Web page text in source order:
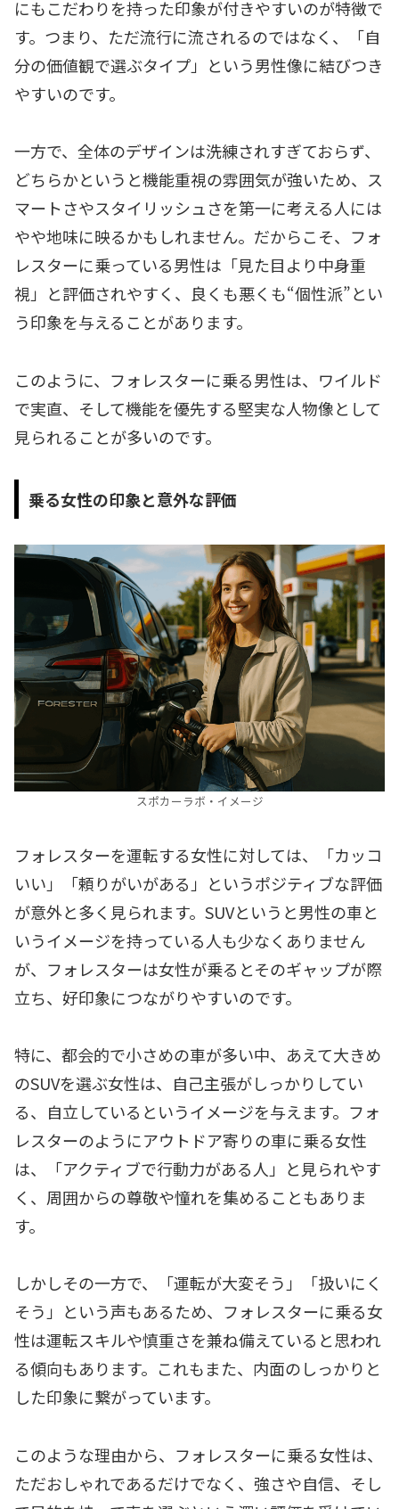
にもこだわりを持った印象が付きやすいのが特徴で
す。つまり、ただ流行に流されるのではなく、「自
分の価値観で選ぶタイプ」という男性像に結びつき
やすいのです。
一方で、全体のデザインは洗練されすぎておらず、
どちらかというと機能重視の雰囲気が強いため、ス
マートさやスタイリッシュさを第一に考える人には
やや地味に映るかもしれません。だからこそ、フォ
レスターに乗っている男性は「見た目より中身重
視」と評価されやすく、良くも悪くも“個性派”とい
う印象を与えることがあります。
このように、フォレスターに乗る男性は、ワイルド
で実直、そして機能を優先する堅実な人物像として
見られることが多いのです。
乗る女性の印象と意外な評価
スポカーラボ・イメージ
フォレスターを運転する女性に対しては、「カッコ
いい」「頼りがいがある」というポジティブな評価
が意外と多く見られます。SUVというと男性の車と
いうイメージを持っている人も少なくありません
が、フォレスターは女性が乗るとそのギャップが際
立ち、好印象につながりやすいのです。
特に、都会的で小さめの車が多い中、あえて大きめ
のSUVを選ぶ女性は、自己主張がしっかりしてい
る、自立しているというイメージを与えます。フォ
レスターのようにアウトドア寄りの車に乗る女性
は、「アクティブで行動力がある人」と見られやす
く、周囲からの尊敬や憧れを集めることもありま
す。
しかしその一方で、「運転が大変そう」「扱いにく
そう」という声もあるため、フォレスターに乗る女
性は運転スキルや慎重さを兼ね備えていると思われ
る傾向もあります。これもまた、内面のしっかりと
した印象に繋がっています。
このような理由から、フォレスターに乗る女性は、
ただおしゃれであるだけでなく、強さや自信、そし